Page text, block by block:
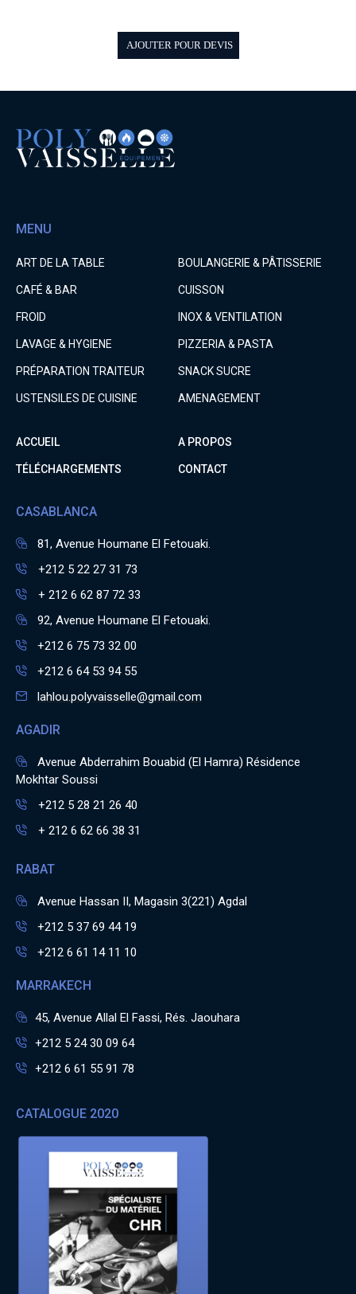
AJOUTER POUR DEVIS
MENU
ART DE LA TABLE BOULANGERIE & PÂTISSERIE
CAFÉ & BAR CUISSON
FROID INOX & VENTILATION
LAVAGE & HYGIENE PIZZERIA & PASTA
PRÉPARATION TRAITEUR SNACK SUCRE
USTENSILES DE CUISINE AMENAGEMENT
ACCUEIL A PROPOS
TÉLÉCHARGEMENTS CONTACT
CASABLANCA
81, Avenue Houmane El Fetouaki.
+212 5 22 27 31 73
+ 212 6 62 87 72 33
92, Avenue Houmane El Fetouaki.
+212 6 75 73 32 00
+212 6 64 53 94 55
lahlou.polyvaisselle@gmail.com
AGADIR
Avenue Abderrahim Bouabid (El Hamra) Résidence
Mokhtar Soussi
+212 5 28 21 26 40
+ 212 6 62 66 38 31
RABAT
Avenue Hassan II, Magasin 3(221) Agdal
+212 5 37 69 44 19
+212 6 61 14 11 10
MARRAKECH
45, Avenue Allal El Fassi, Rés. Jaouhara
+212 5 24 30 09 64
+212 6 61 55 91 78
CATALOGUE 2020